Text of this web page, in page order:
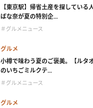
【東京駅】帰省土産を探してい
ばな奈が夏の特別企...
＃グルメニュース
グルメ
小樽で味わう夏のご褒美。【ルタ
のいちごミルクテ...
＃グルメニュース
グルメ